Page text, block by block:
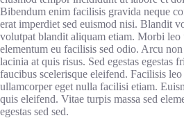
Bibendum enim facilisis gravida neque
erat imperdiet sed euismod nisi. Blandit
volutpat blandit aliquam etiam. Morbi leo
elementum eu facilisis sed odio. Arcu
lacinia at quis risus. Sed egestas egestas
faucibus scelerisque eleifend. Facilisis
ullamcorper eget nulla facilisi etiam.
quis eleifend. Vitae turpis massa sed
egestas sed sed.